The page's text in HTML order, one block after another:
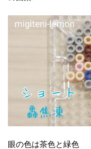
眼の色は茶色と緑色